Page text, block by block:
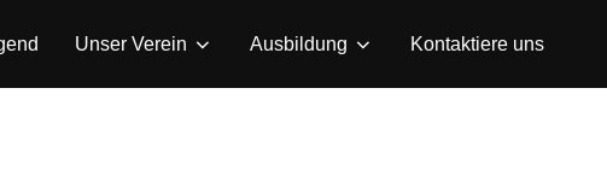
Unser Verein Ausbildung Kontaktiere uns